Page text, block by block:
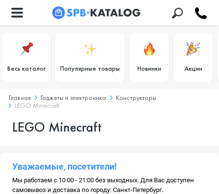
Весь каталог Популярные товары Новинки Акции
Главная Гаджеты и электроника
Конструкторы
LEGO Minecraft
LEGO Minecraft
Уважаемые, посетители!
Мы работаем с 10:00 - 21:00 без выходных. Для Вас доступен
самовывоз и доставка по городу: Санкт-Петербург.